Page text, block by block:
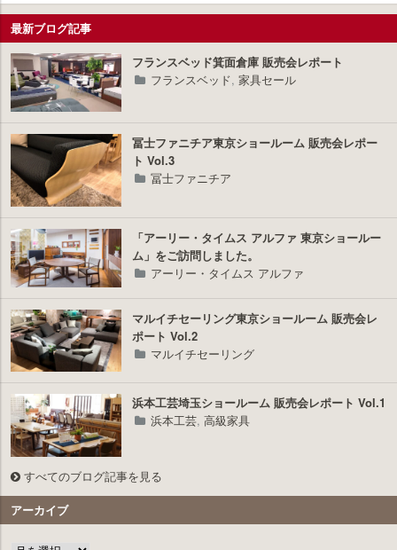
テ
リ
ア
プ
ラ
ス
最新ブログ記事
フランスベッド箕面倉庫 販売会レポート
フランスベッド,家具セール
冨士ファニチア東京ショールーム 販売会レポー
ト Vol.3
冨士ファニチア
「アーリー・タイムス アルファ 東京ショールー
ム」をご訪問しました。
アーリー・タイムス アルファ
マルイチセーリング東京ショールーム 販売会レ
ポート Vol.2
マルイチセーリング
浜本工芸埼玉ショールーム 販売会レポート Vol.1
浜本工芸,高級家具
すべてのブログ記事を見る
アーカイブ